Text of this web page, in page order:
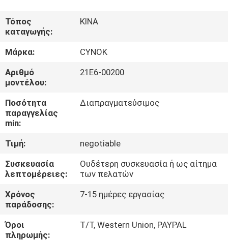
ΕΜΕΊΣ
ΓΎΡΟΣ
ΕΡΓΟΣΤΑΣΊΩΝ
ΠΟΙΟΤΙΚΌΣ
ΈΛΕΓΧΟΣ
ΜΑΣ
ΕΛΆΤΕ
ΣΕ
ΕΠΑΦΉ
ΜΕ
Τόπος
καταγωγής:
ΚΙΝΑ
Μάρκα:
CYNOK
Αριθμό
μοντέλου:
21E6-00200
Ποσότητα
παραγγελίας
min:
Διαπραγματεύσιμος
Τιμή:
negotiable
Συσκευασία
λεπτομέρειες:
Ουδέτερη συσκευασία ή ως αίτημα
των πελατών
Χρόνος
παράδοσης:
7-15 ημέρες εργασίας
Όροι
πληρωμής:
T/T, Western Union, PAYPAL